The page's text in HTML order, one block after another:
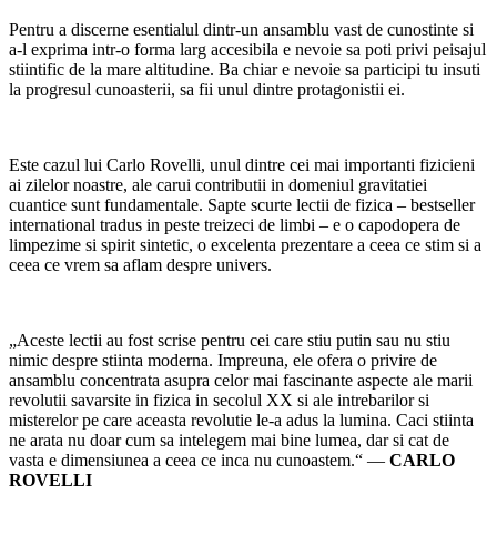
Pentru a discerne esentialul dintr-un ansamblu vast de cunostinte si
a-l exprima intr-o forma larg accesibila e nevoie sa poti privi peisajul
stiintific de la mare altitudine. Ba chiar e nevoie sa participi tu insuti
la progresul cunoasterii, sa fii unul dintre protagonistii ei.
Este cazul lui Carlo Rovelli, unul dintre cei mai importanti fizicieni
ai zilelor noastre, ale carui contributii in domeniul gravitatiei
cuantice sunt fundamentale. Sapte scurte lectii de fizica – bestseller
international tradus in peste treizeci de limbi – e o capodopera de
limpezime si spirit sintetic, o excelenta prezentare a ceea ce stim si a
ceea ce vrem sa aflam despre univers.
„Aceste lectii au fost scrise pentru cei care stiu putin sau nu stiu
nimic despre stiinta moderna. Impreuna, ele ofera o privire de
ansamblu concentrata asupra celor mai fascinante aspecte ale marii
revolutii savarsite in fizica in secolul XX si ale intrebarilor si
misterelor pe care aceasta revolutie le-a adus la lumina. Caci stiinta
ne arata nu doar cum sa intelegem mai bine lumea, dar si cat de
vasta e dimensiunea a ceea ce inca nu cunoastem.“ — CARLO
ROVELLI